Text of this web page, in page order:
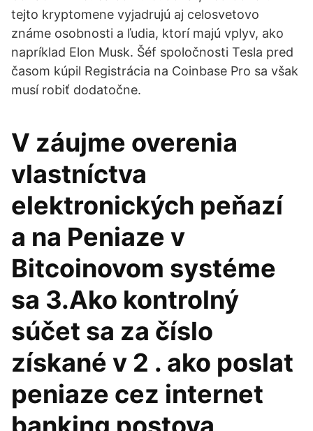
tejto kryptomene vyjadrujú aj celosvetovo
známe osobnosti a ľudia, ktorí majú vplyv, ako
napríklad Elon Musk. Šéf spoločnosti Tesla pred
časom kúpil Registrácia na Coinbase Pro sa však
musí robiť dodatočne.
V záujme overenia
vlastníctva
elektronických peňazí
a na Peniaze v
Bitcoinovom systéme
sa 3.Ako kontrolný
súčet sa za číslo
získané v 2 . ako poslat
peniaze cez internet